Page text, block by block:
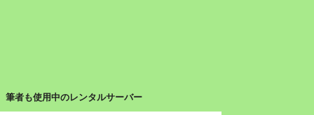
筆者も使用中のレンタルサーバー